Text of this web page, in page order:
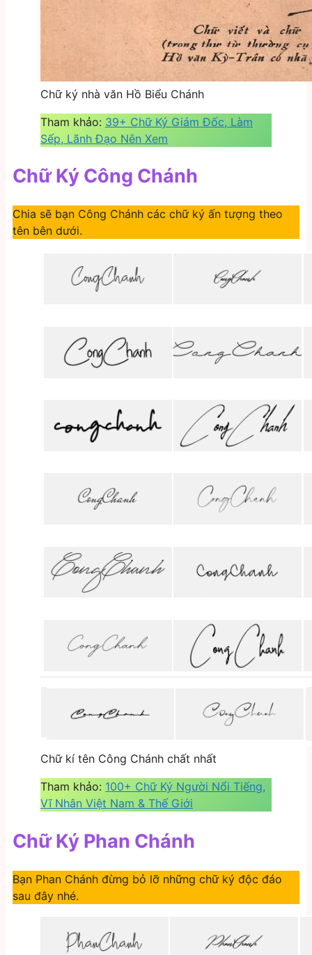
Chữ ký nhà văn Hồ Biểu Chánh
Tham khảo: 39+ Chữ Ký Giám Đốc, Làm
Sếp, Lãnh Đạo Nên Xem
Chữ Ký Công Chánh
Chia sẽ bạn Công Chánh các chữ ký ấn tượng theo
tên bên dưới.
Chữ kí tên Công Chánh chất nhất
Tham khảo: 100+ Chữ Ký Người Nổi Tiếng,
Vĩ Nhân Việt Nam & Thế Giới
Chữ Ký Phan Chánh
Bạn Phan Chánh đừng bỏ lỡ những chữ ký độc đáo
sau đây nhé.